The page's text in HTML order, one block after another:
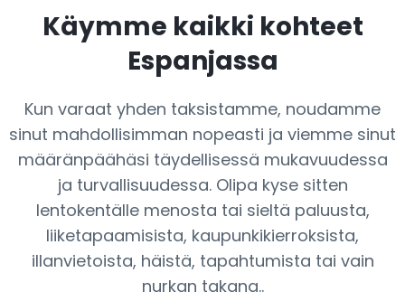
Käymme kaikki kohteet
Espanjassa
Kun varaat yhden taksistamme, noudamme
sinut mahdollisimman nopeasti ja viemme sinut
määränpäähäsi täydellisessä mukavuudessa
ja turvallisuudessa. Olipa kyse sitten
lentokentälle menosta tai sieltä paluusta,
liiketapaamisista, kaupunkikierroksista,
illanvietoista, häistä, tapahtumista tai vain
nurkan takana..